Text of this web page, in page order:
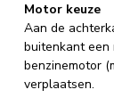
Motor keuze
Aan de
buitenkant een
benzinemotor
verplaatsen.